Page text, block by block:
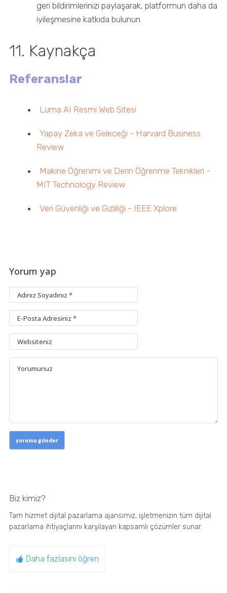
geri bildirimlerinizi paylaşarak, platformun daha da
iyileşmesine katkıda bulunun.
11. Kaynakça
Referanslar
Luma AI Resmi Web Sitesi
Yapay Zeka ve Geleceği - Harvard Business
Review
Makine Öğrenimi ve Derin Öğrenme Teknikleri -
MIT Technology Review
Veri Güvenliği ve Gizliliği - IEEE Xplore
Yorum yap
Biz kimiz?
Tam hizmet dijital pazarlama ajansımız, işletmenizin tüm dijital
pazarlama ihtiyaçlarını karşılayan kapsamlı çözümler sunar.
Daha fazlasını öğren